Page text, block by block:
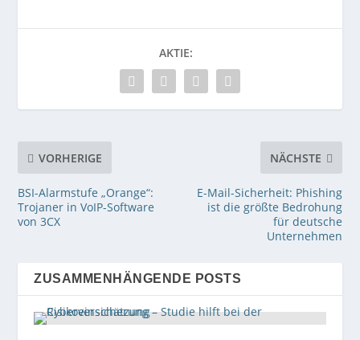
AKTIE:
VORHERIGE
BSI-Alarmstufe „Orange“:
Trojaner in VoIP-Software
von 3CX
NÄCHSTE
E-Mail-Sicherheit: Phishing
ist die größte Bedrohung
für deutsche
Unternehmen
ZUSAMMENHÄNGENDE POSTS